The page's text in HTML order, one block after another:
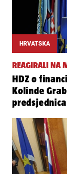
HRVATSKA
REAGIRALI NA
HDZ o
Kolinde
predsjednica